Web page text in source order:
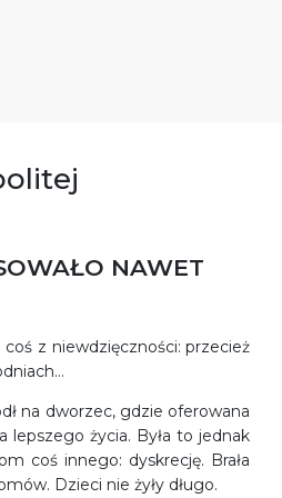
NAWET
coś z niewdzięczności: przecież
na dworzec, gdzie oferowana
lepszego życia. Była to jednak
coś innego: dyskrecję. Brała
Dzieci nie żyły długo.